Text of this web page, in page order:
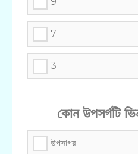
7
3
কোন উপসর্গটি
উপসাগর